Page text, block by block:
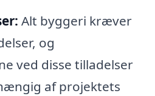
Alt byggeri kræver
og
ved disse tilladelser
af projektets